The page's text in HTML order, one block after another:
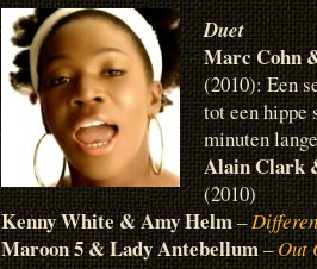
Duet
Marc Cohn
(2010): Een
tot een hippe
minuten
Alain Clark
(2010)
Kenny White & Amy Helm–
Maroon 5 & Lady Antebellum–Out